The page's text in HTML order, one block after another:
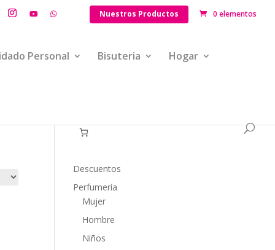
Nuestros Productos 0 elementos
Personal Bisuteria Hogar
Descuentos
Perfumería
Mujer
Hombre
Niños